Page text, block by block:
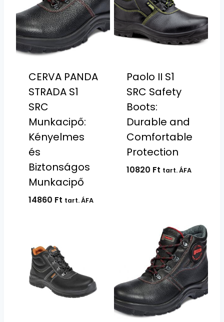
CERVA PANDA
STRADA S1
SRC
Munkacipő:
Kényelmes
és
Biztonságos
Munkacipő
14860 Ft tart. ÁFA
Paolo II S1
SRC Safety
Boots:
Durable and
Comfortable
Protection
10820 Ft tart. ÁFA